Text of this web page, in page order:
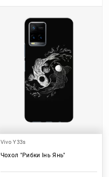
Vivo Y33s
Чохол "Рибки Інь Янь"